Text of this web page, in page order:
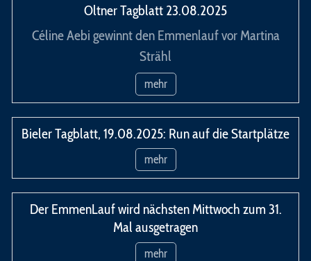
Oltner Tagblatt 23.08.2025
Céline Aebi gewinnt den Emmenlauf vor Martina
Strähl
mehr
Bieler Tagblatt, 19.08.2025: Run auf die Startplätze
mehr
Der EmmenLauf wird nächsten Mittwoch zum 31.
Mal ausgetragen
mehr